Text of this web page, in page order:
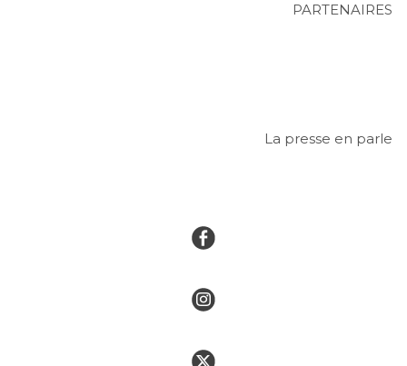
PARTENAIRES
La presse en parle